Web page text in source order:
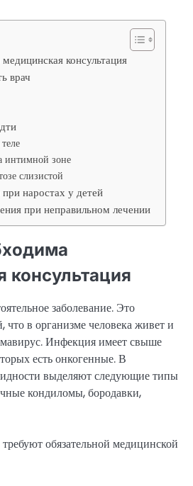
консультация
врач
интимной зоне
слизистой
наростах у детей
при неправильном лечении
консультация
заболевание. Это
в организме человека живет и
Инфекция имеет свыше
есть онкогенные. В
выделяют следующие типы
кондиломы, бородавки,
обязательной медицинской